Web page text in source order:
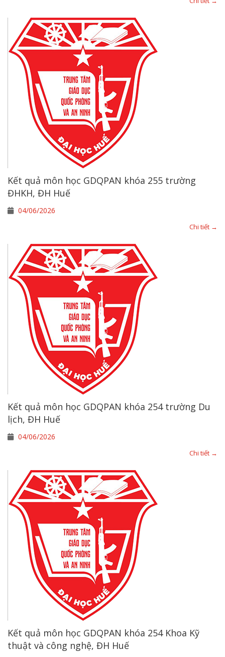
Kết quả môn học GDQPAN khóa 255 trường
ĐHKH, ĐH Huế
04/06/2026
Chi tiết →
Kết quả môn học GDQPAN khóa 254 trường Du
lịch, ĐH Huế
04/06/2026
Chi tiết →
Kết quả môn học GDQPAN khóa 254 Khoa Kỹ
thuật và công nghệ, ĐH Huế